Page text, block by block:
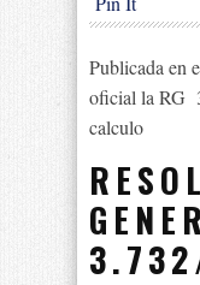
Publicada en
oficial la RG
calculo